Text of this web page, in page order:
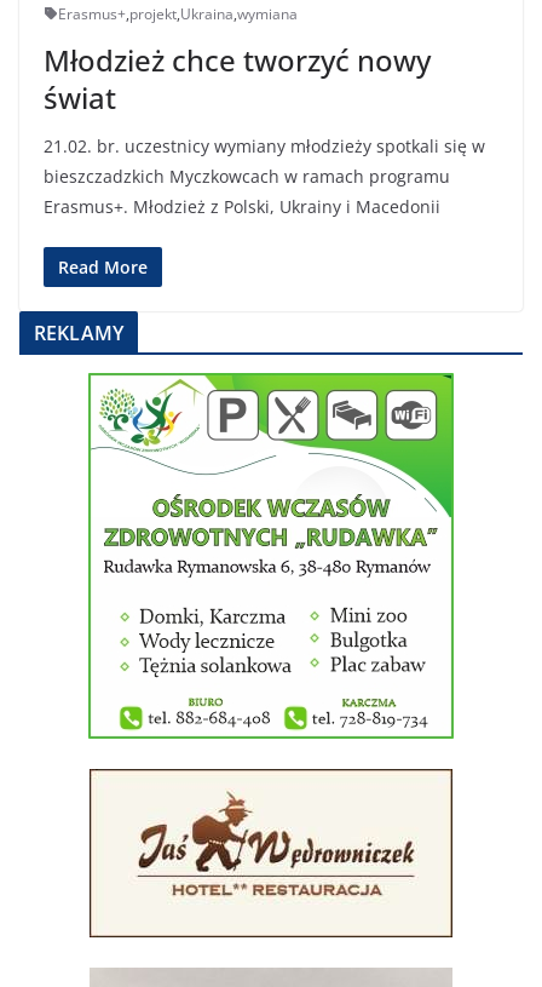
Erasmus+,projekt,Ukraina,wymiana
Młodzież chce tworzyć nowy
świat
21.02. br. uczestnicy wymiany młodzieży spotkali się w
bieszczadzkich Myczkowcach w ramach programu
Erasmus+. Młodzież z Polski, Ukrainy i Macedonii
Read More
REKLAMY